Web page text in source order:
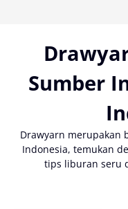
Sumber
Drawyarn merupakan
Indonesia, temukan
tips liburan seru